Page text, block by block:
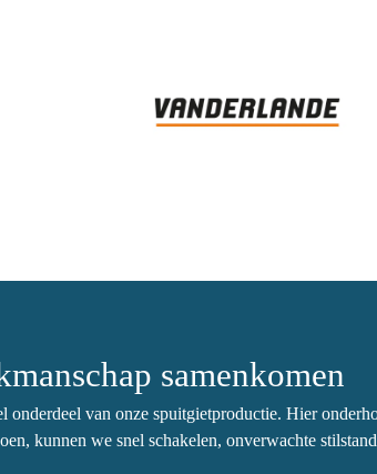
samenkomen
onderdeel van onze spuitgietproductie. Hier
kunnen we snel schakelen, onverwachte